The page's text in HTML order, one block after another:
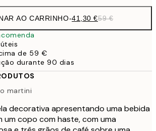
AO CARRINHO-41,30 €59 €
de 59 €
durante 90 dias
martini
decorativa apresentando uma bebida
um copo com haste, com uma